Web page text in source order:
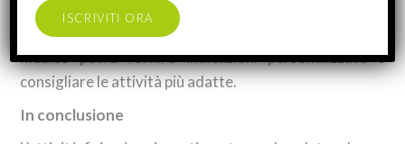
allenamento, è fondamentale consultare il proprio
medico, soprattutto se si hanno problemi di salute. Il
medico potrà fornire indicazioni personalizzate e
consigliare le attività più adatte.
In conclusione
ISCRIVITI ORA